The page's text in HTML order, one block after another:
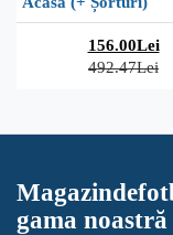
156.00Lei
492.47Lei
gama